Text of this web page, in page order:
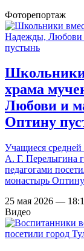
Фоторепортаж
Школьники
храма
Любови и
Оптину
Учащиеся
А. Г. Перелыгина
педагогами
монастырь
25 мая 2026 —
Видео